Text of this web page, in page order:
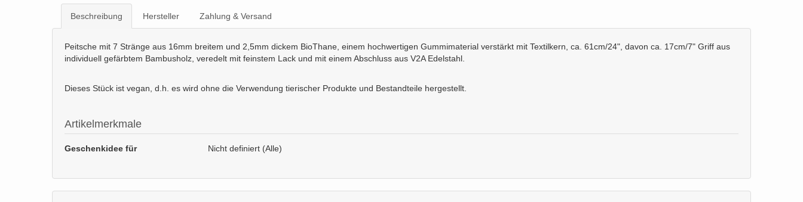
Beschreibung Hersteller Zahlung & Versand
Peitsche mit 7 Stränge aus 16mm breitem und 2,5mm dickem BioThane, einem hochwertigen Gummimaterial verstärkt mit Textilkern, ca. 61cm/24", davon ca. 17cm/7" Griff aus
individuell gefärbtem Bambusholz, veredelt mit feinstem Lack und mit einem Abschluss aus V2A Edelstahl.
Dieses Stück ist vegan, d.h. es wird ohne die Verwendung tierischer Produkte und Bestandteile hergestellt.
Artikelmerkmale
Geschenkidee für Nicht definiert (Alle)